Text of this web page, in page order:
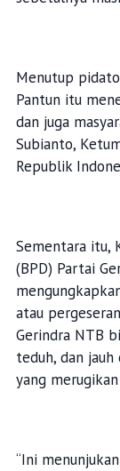
Menutup
Pantun itu
dan juga
Subianto,
Republik
Sementara itu,
(BPD) Partai
atau
Gerindra NTB
teduh, dan
yang
“Ini